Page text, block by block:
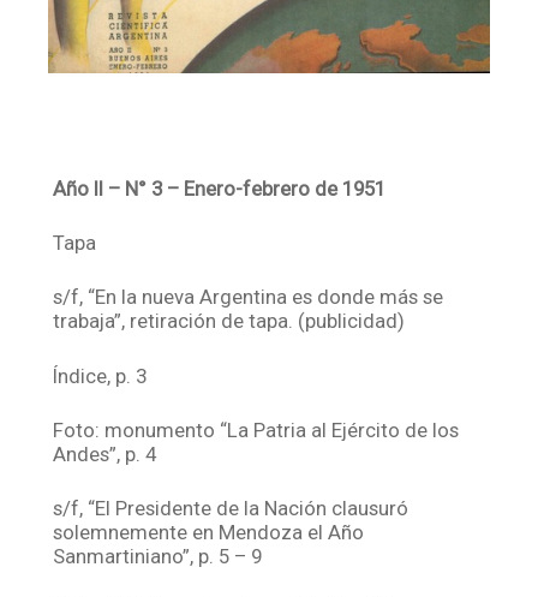
Año II – N° 3 – Enero-febrero de 1951
Tapa
s/f, “En la nueva Argentina es donde más se
trabaja”, retiración de tapa. (publicidad)
Índice, p. 3
Foto: monumento “La Patria al Ejército de los
Andes”, p. 4
s/f, “El Presidente de la Nación clausuró
solemnemente en Mendoza el Año
Sanmartiniano”, p. 5 – 9